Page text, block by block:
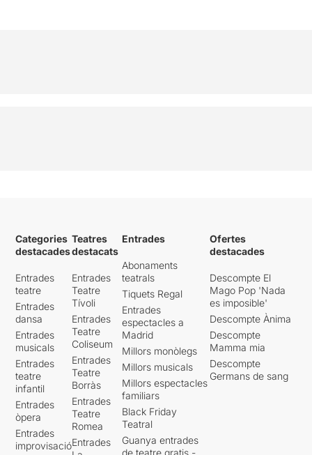
Categories
destacades
Entrades
teatre
Entrades
dansa
Entrades
musicals
Entrades
teatre
infantil
Entrades
òpera
Entrades
improvisació
Teatres
destacats
Entrades
Teatre
Tívoli
Entrades
Teatre
Coliseum
Entrades
Teatre
Borràs
Entrades
Teatre
Romea
Entrades
Entrades
Abonaments
teatrals
Tiquets Regal
Entrades
espectacles a
Madrid
Millors monòlegs
Millors musicals
Millors espectacles
familiars
Black Friday
Teatral
Guanya entrades
de teatre gratis -
Ofertes
destacades
Descompte El
Mago Pop 'Nada
es imposible'
Descompte Ànima
Descompte
Mamma mia
Descompte
Germans de sang